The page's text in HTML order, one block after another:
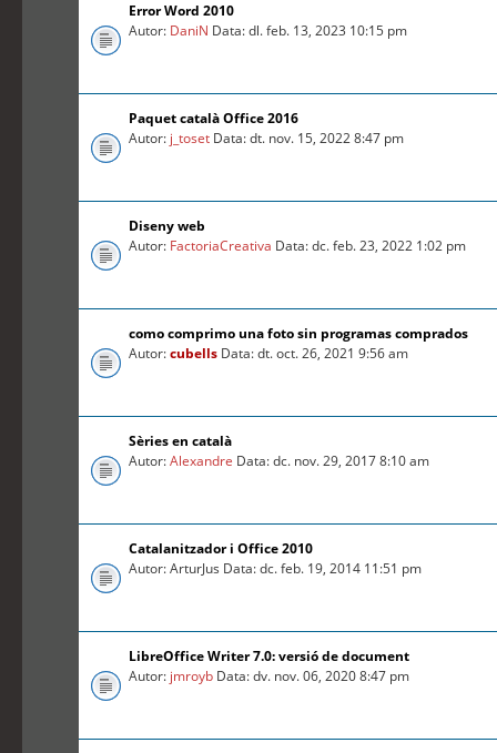
Error Word 2010
Autor: DaniN Data: dl. feb. 13, 2023 10:15 pm
Paquet català Office 2016
Autor: j_toset Data: dt. nov. 15, 2022 8:47 pm
Diseny web
Autor: FactoriaCreativa Data: dc. feb. 23, 2022 1:02 pm
como comprimo una foto sin programas comprados
Autor:cubells Data: dt. oct. 26, 2021 9:56 am
Sèries en català
Autor:Alexandre Data: dc. nov. 29, 2017 8:10 am
Catalanitzador i Office 2010
Autor: ArturJus Data: dc. feb. 19, 2014 11:51 pm
LibreOffice Writer 7.0: versió de document
Autor: jmroyb Data: dv. nov. 06, 2020 8:47 pm